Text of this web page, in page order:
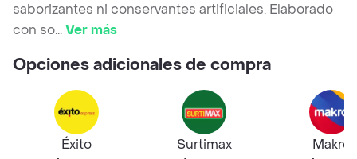
saborizantes ni conservantes artificiales. Elaborado
con so...Ver más
Opciones adicionales de compra
Éxito
Surtimax
Makro